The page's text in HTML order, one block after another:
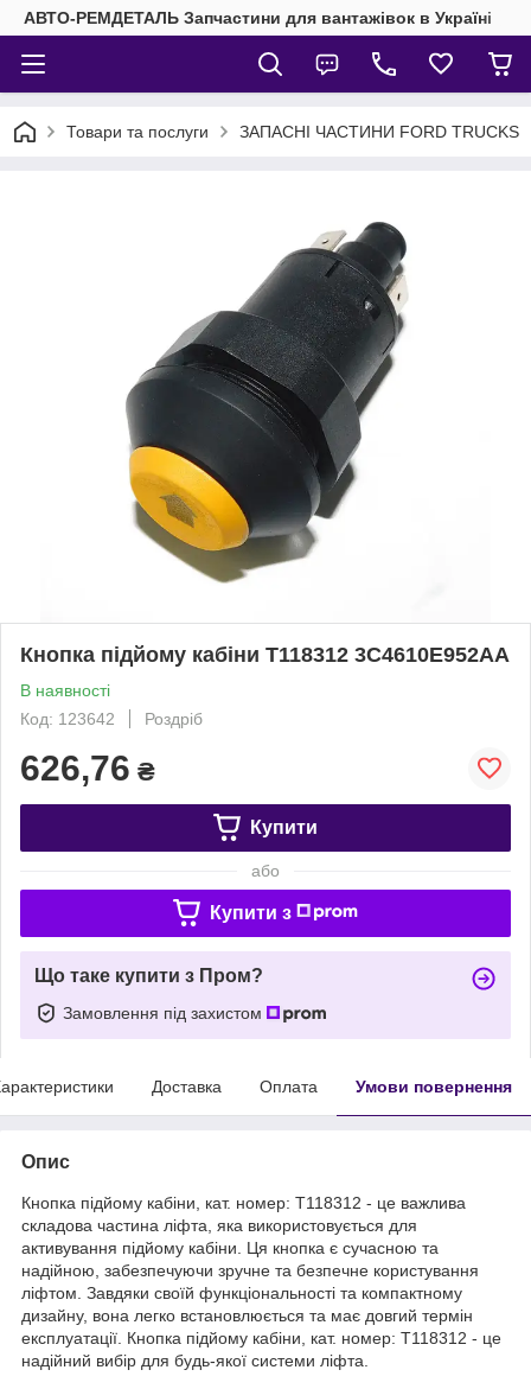
АВТО-РЕМДЕТАЛЬ Запчастини для вантажівок в Україні
Товари та послуги ЗАПАСНІ ЧАСТИНИ FORD TRUCKS
Кнопка підйому кабіни T118312 3C4610E952AA
В наявності
Код: 123642
Роздріб
626,76 ₴
Купити
або
Купити з
Що таке купити з Пром?
Замовлення під захистом
Доставка Оплата Умови повернення
Опис
Кнопка підйому кабіни, кат. номер: T118312 - це важлива
складова частина ліфта, яка використовується для
активування підйому кабіни. Ця кнопка є сучасною та
надійною, забезпечуючи зручне та безпечне користування
ліфтом. Завдяки своїй функціональності та компактному
дизайну, вона легко встановлюється та має довгий термін
експлуатації. Кнопка підйому кабіни, кат. номер: T118312 - це
надійний вибір для будь-якої системи ліфта.